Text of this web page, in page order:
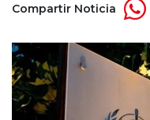
Compartir Noticia